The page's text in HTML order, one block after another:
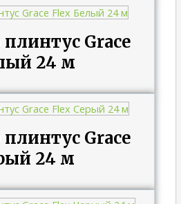
Grace
24 м
Grace
24 м